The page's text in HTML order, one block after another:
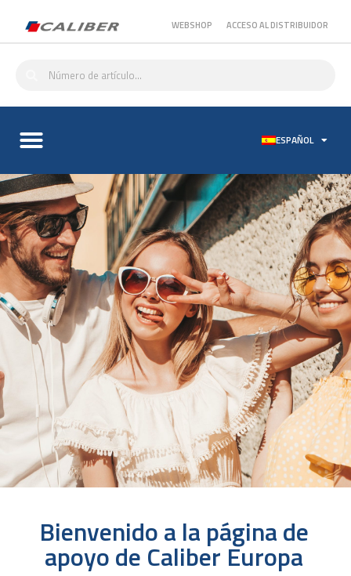
WEBSHOP ACCESO AL DISTRIBUIDOR
ESPAÑOL
Bienvenido a la página de
apoyo de Caliber Europa